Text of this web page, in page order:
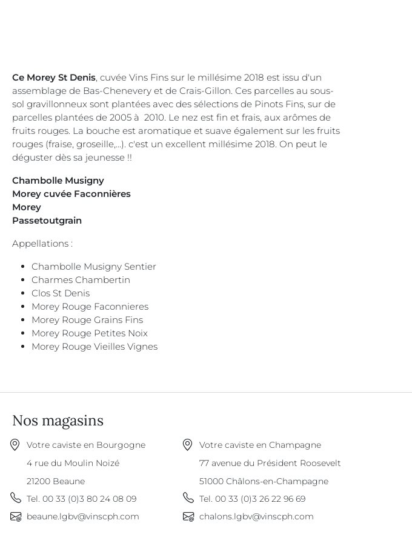
Ce Morey St Denis, cuvée Vins Fins sur le millésime 2018 est issu d'un
assemblage de Bas-Chenevery et de Crais-Gillon. Ces parcelles au sous-
sol gravillonneux sont plantées avec des sélections de Pinots Fins, sur de
parcelles plantées de 2005 à 2010. Le nez est fin et frais, aux arômes de
fruits rouges. La bouche est aromatique et suave également sur les fruits
rouges (fraise, groseille,...). c'est un excellent millésime 2018. On peut le
déguster dès sa jeunesse !!
Chambolle Musigny
Morey cuvée Faconnières
Morey
Passetoutgrain
Appellations :
Chambolle Musigny Sentier
Charmes Chambertin
Clos St Denis
Morey Rouge Faconnieres
Morey Rouge Grains Fins
Morey Rouge Petites Noix
Morey Rouge Vieilles Vignes
Nos magasins
Votre caviste en Bourgogne
4 rue du Moulin Noizé
21200 Beaune
Tel. 00 33 (0)3 80 24 08 09
beaune.lgbv@vinscph.com
Votre caviste en Champagne
77 avenue du Président Roosevelt
51000 Châlons-en-Champagne
Tel. 00 33 (0)3 26 22 96 69
chalons.lgbv@vinscph.com